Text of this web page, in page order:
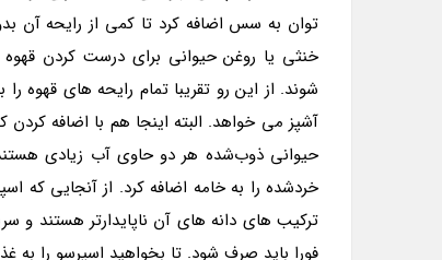
توان به سس اضافه کرد تا کمی از رایحه
خنثی یا روغن حیوانی برای درست کردن
شوند. از این رو تقریبا تمام رایحه های
آشپز می خواهد. البته اینجا هم با اضافه
حیوانی ذوب‌شده هر دو حاوی آب زیادی
خردشده را به خامه اضافه کرد. از آنجایی که
ترکیب های دانه های آن ناپایدارتر هستند و
فورا باید صرف شود. تا بخواهید اسپرسو را به